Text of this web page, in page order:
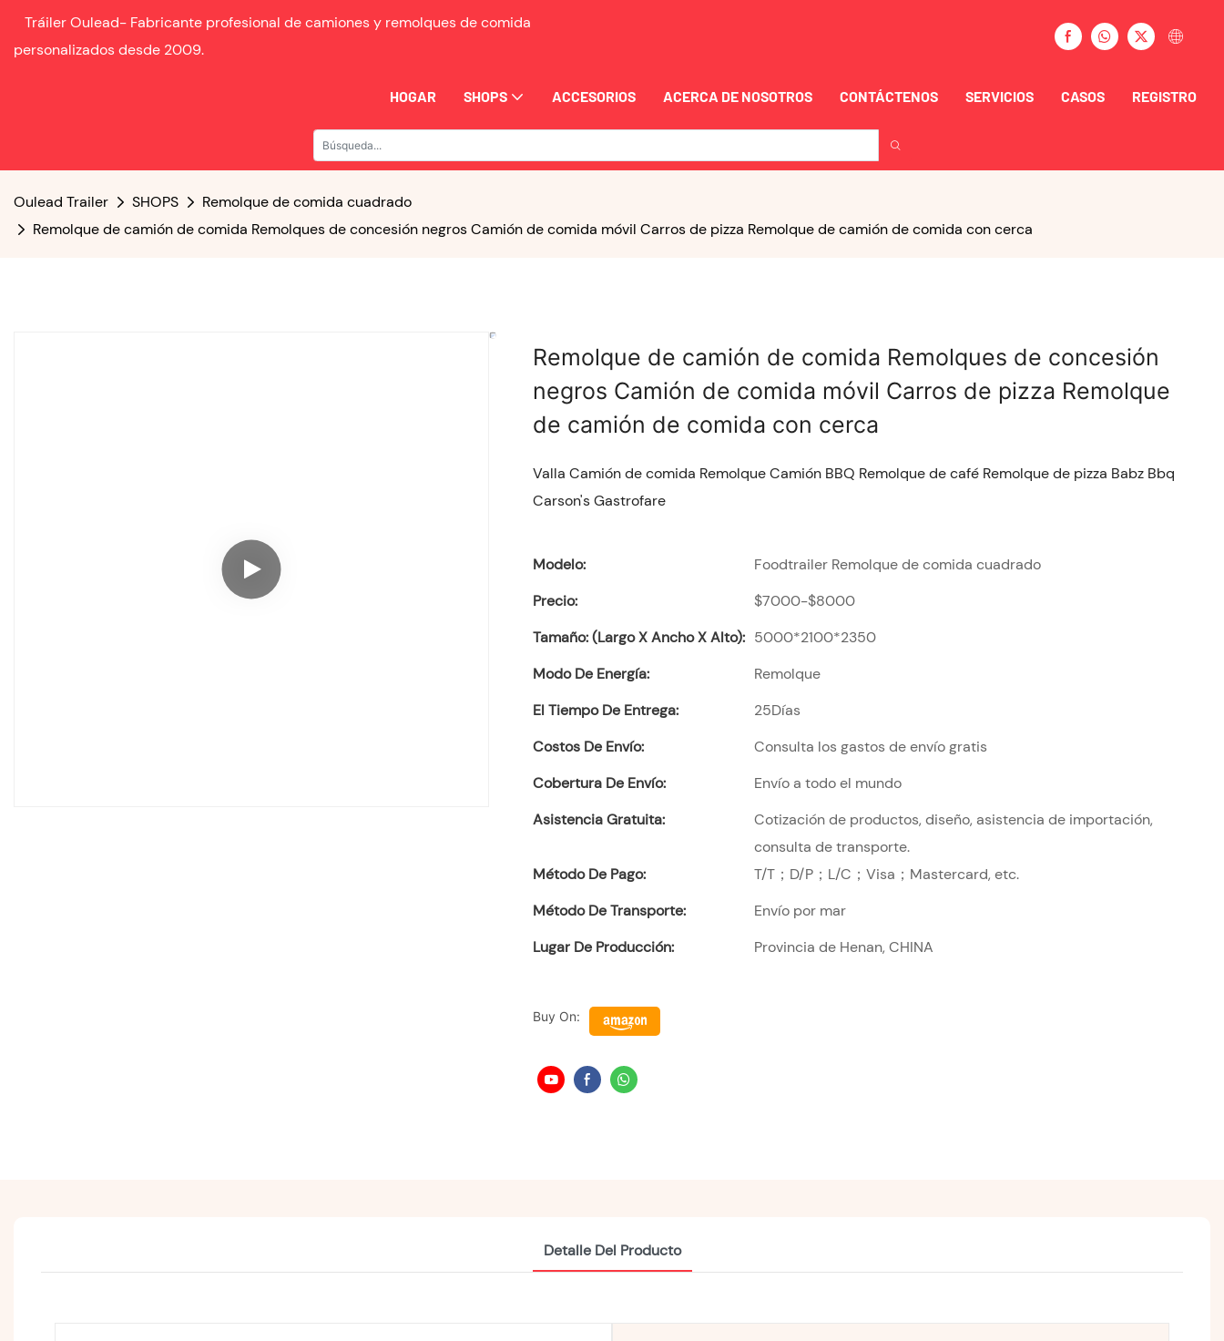
Tráiler Oulead- Fabricante profesional de camiones y remolques de comida
personalizados desde 2009.
HOGAR SHOPS ACCESORIOS ACERCA DE NOSOTROS CONTÁCTENOS SERVICIOS CASOS REGISTRO
Oulead Trailer SHOPS
Remolque de comida cuadrado
Remolque de camión de comida Remolques de concesión negros Camión de comida móvil Carros de pizza Remolque de camión de comida con cerca
Remolque de camión de comida Remolques de concesión
negros Camión de comida móvil Carros de pizza Remolque
de camión de comida con cerca
Valla Camión de comida Remolque Camión BBQ Remolque de café Remolque de pizza Babz Bbq
Carson's Gastrofare
Modelo:
Foodtrailer Remolque de comida cuadrado
Precio:
$7000-$8000
Tamaño: (largo X Ancho X Alto): 5000*2100*2350
Modo De Energía:
Remolque
El Tiempo De Entrega:
25Días
Costos De Envío:
Consulta los gastos de envío gratis
Cobertura De Envío:
Envío a todo el mundo
Asistencia Gratuita:
Cotización de productos, diseño, asistencia de importación,
consulta de transporte.
Método De Pago:
T/T；D/P；L/C；Visa；Mastercard, etc.
Método De Transporte:
Envío por mar
Lugar De Producción:
Provincia de Henan, CHINA
Buy On:
Detalle Del Producto